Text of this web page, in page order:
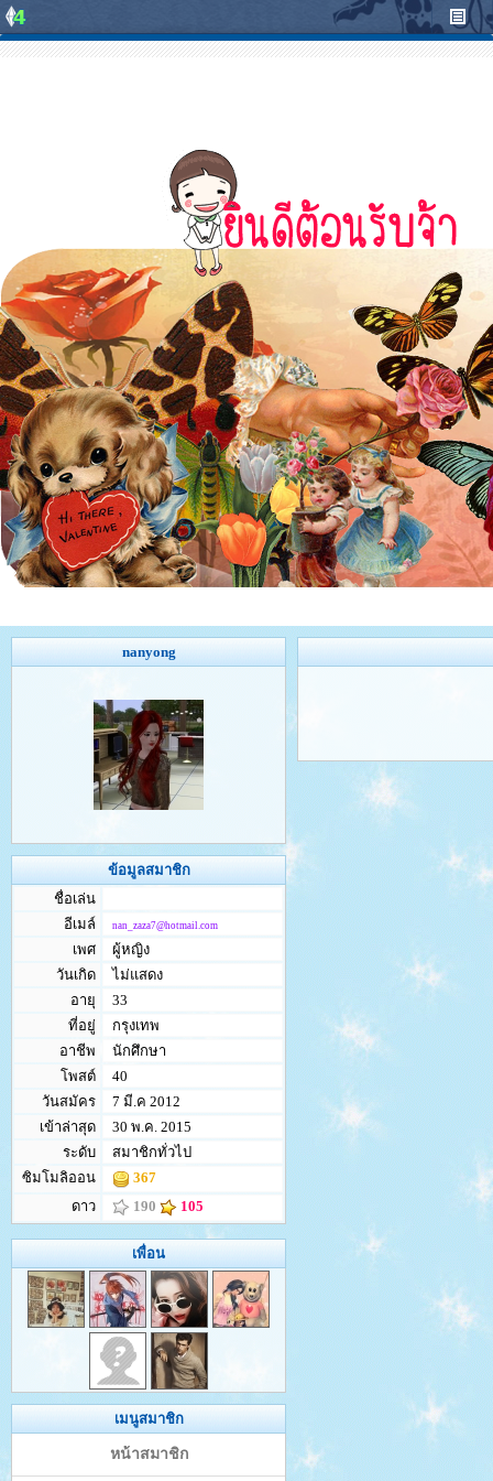
nanyong
ข้อมูลสมาชิก
ชื่อเล่น
อีเมล์
nan_zaza7@hotmail.com
เพศ
ผู้หญิง
วันเกิด
ไม่แสดง
อายุ
33
ที่อยู่
กรุงเทพ
อาชีพ
นักศึกษา
โพสต์
40
วันสมัคร
7 มี.ค 2012
เข้าล่าสุด
30 พ.ค. 2015
ระดับ
สมาชิกทั่วไป
ซิมโมลิออน
367
ดาว
190 105
เพื่อน
เมนูสมาชิก
หน้าสมาชิก